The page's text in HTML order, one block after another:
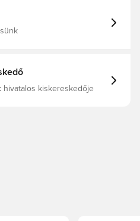
hivatalos kiskereskedője